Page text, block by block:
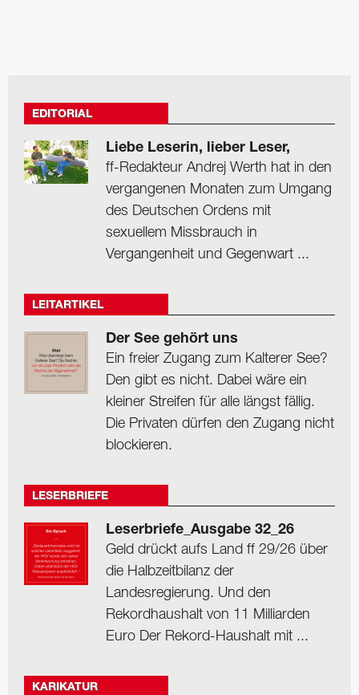
EDITORIAL
Liebe Leserin, lieber Leser,
ff-Redakteur Andrej Werth hat in den
vergangenen Monaten zum Umgang
des Deutschen Ordens mit
sexuellem Missbrauch in
Vergangenheit und Gegenwart ...
LEITARTIKEL
Der See gehört uns
Ein freier Zugang zum Kalterer See?
Den gibt es nicht. Dabei wäre ein
kleiner Streifen für alle längst fällig.
Die Privaten dürfen den Zugang nicht
blockieren.
LESERBRIEFE
Leserbriefe_Ausgabe 32_26
Geld drückt aufs Land ff 29/26 über
die Halbzeitbilanz der
Landesregierung. Und den
Rekordhaushalt von 11 Milliarden
Euro Der Rekord-Haushalt mit ...
KARIKATUR